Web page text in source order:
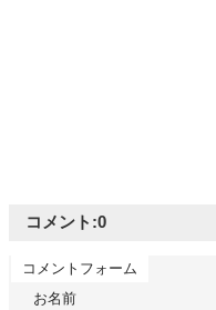
コメント:0
コメントフォーム
お名前